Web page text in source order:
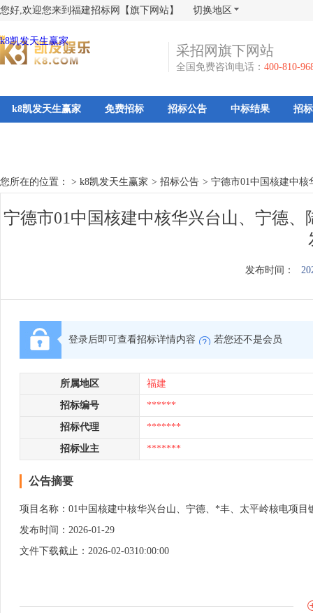
您好,欢迎您来到福建招标网【旗下网站】 切换地区
k8凯发天生赢家
采招网旗下网站
全国免费咨询电话： 400-810-
k8凯发天生赢家 免费招标 招标公告 中标结果 招
您所在的位置： > k8凯发天生赢家 > 招标公告 > 宁德市01中国核建中
宁德市01中国核建中核华兴台山、宁德
发布时间：
登录后即可查看招标详情内容 若您还不是会员
所属地区 福建
招标编号 ******
招标代理 *******
招标业主 *******
公告摘要
项目名称：01中国核建中核华兴台山、宁德、*丰、太平岭核电项目
发布时间：2026-01-29
文件下载截止：2026-02-0310:00:00